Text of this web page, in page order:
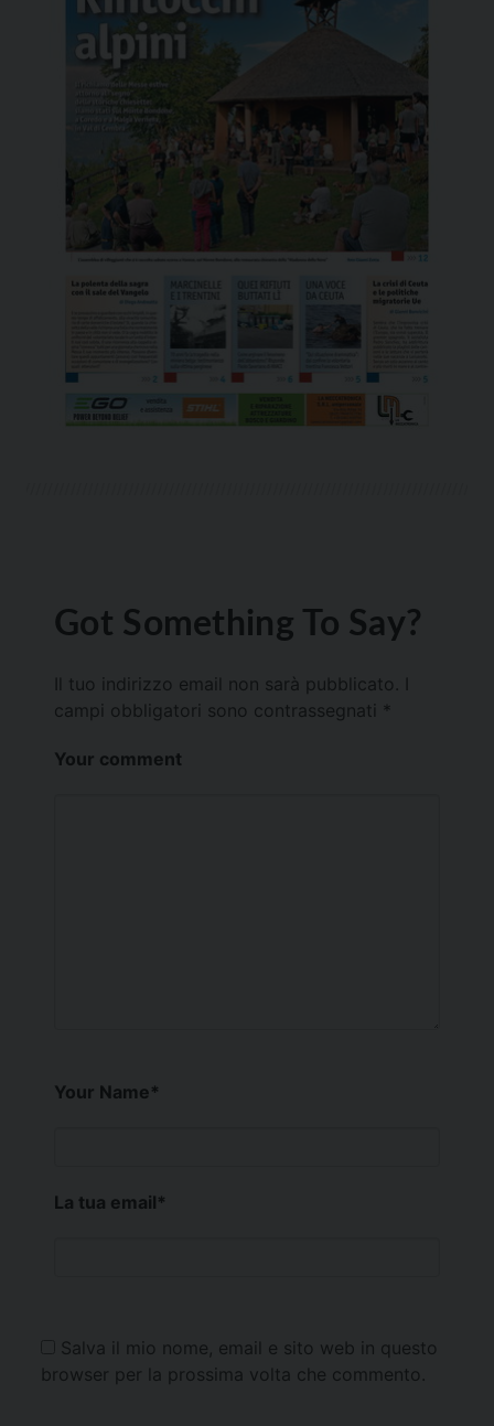
Got Something To Say?
Il tuo indirizzo email non sarà pubblicato.
campi obbligatori sono contrassegnati *
Your comment
Your Name*
La tua email*
Salva il mio nome, email e sito web in questo
browser per la prossima volta che commento.